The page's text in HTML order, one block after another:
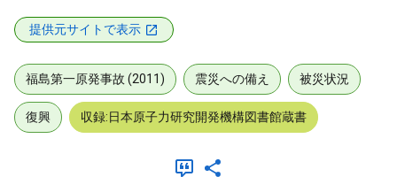
提供元サイトで表示
福島第一原発事故 (2011) 震災への備え 被災状況
復興 収録:日本原子力研究開発機構図書館蔵書